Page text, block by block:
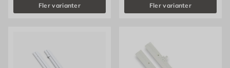
Fler varianter Fler varianter